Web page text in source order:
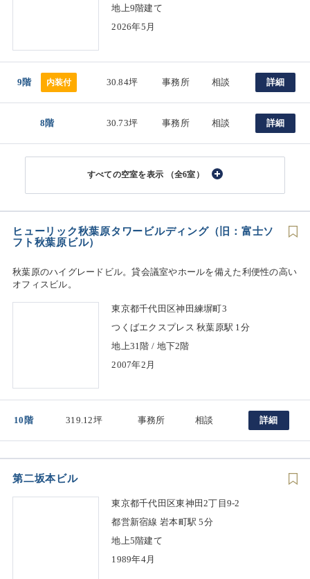
地上9階建て
2026年5月
9階 内装付 30.84坪 事務所 相談 詳細
8階 30.73坪 事務所 相談 詳細
（全6室）
ヒューリック秋葉原タワービルディング（旧：富士ソ
フト秋葉原ビル）
秋葉原のハイグレードビル。貸会議室やホールを備えた利便性の高い
オフィスビル。
東京都千代田区神田練塀町3
つくばエクスプレス 秋葉原駅 1分
地上31階 / 地下2階
2007年2月
10階 319.12坪 事務所 相談 詳細
第二坂本ビル
東京都千代田区東神田2丁目9-2
都営新宿線 岩本町駅 5分
地上5階建て
1989年4月